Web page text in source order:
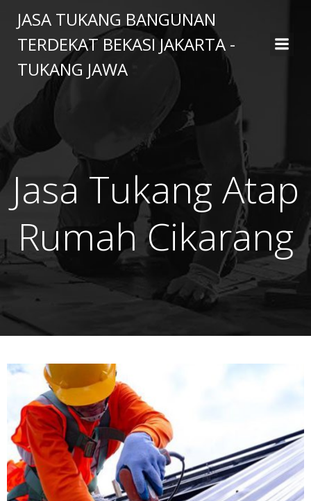
to
content
JASA TUKANG BANGUNAN
TERDEKAT BEKASI JAKARTA -
TUKANG JAWA
Jasa Tukang Atap
Rumah Cikarang